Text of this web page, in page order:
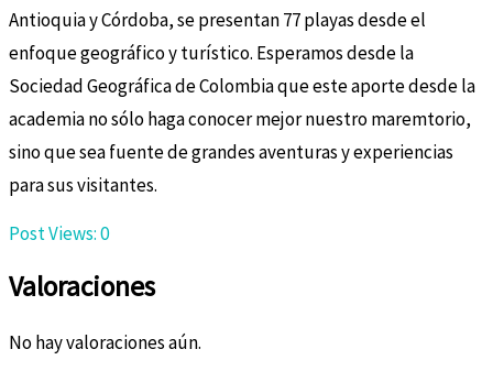
Antioquia y Córdoba, se presentan 77 playas desde el
enfoque geográfico y turístico. Esperamos desde la
Sociedad Geográfica de Colombia que este aporte desde la
academia no sólo haga conocer mejor nuestro maremtorio,
sino que sea fuente de grandes aventuras y experiencias
para sus visitantes.
Post Views:0
Valoraciones
No hay valoraciones aún.